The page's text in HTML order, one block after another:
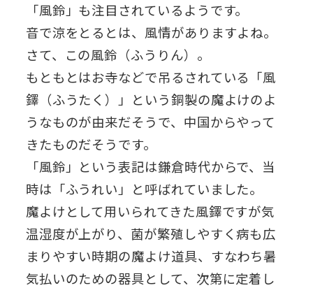
「風鈴」も注目されているようです。
音で涼をとるとは、風情がありますよね。
さて、この風鈴（ふうりん）。
もともとはお寺などで吊るされている「風
鐸（ふうたく）」という銅製の魔よけのよ
うなものが由来だそうで、中国からやって
きたものだそうです。
「風鈴」という表記は鎌倉時代からで、当
時は「ふうれい」と呼ばれていました。
魔よけとして用いられてきた風鐸ですが気
温湿度が上がり、菌が繁殖しやすく病も広
まりやすい時期の魔よけ道具、すなわち暑
気払いのための器具として、次第に定着し